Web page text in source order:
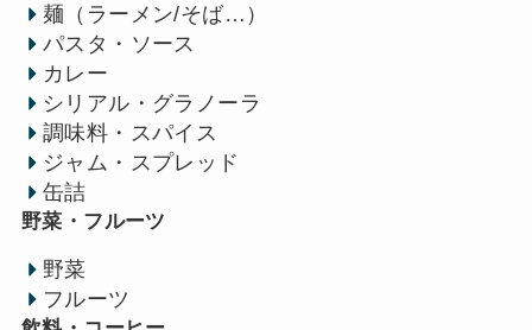
麺（ラーメン/そば…）
パスタ・ソース
カレー
シリアル・グラノーラ
調味料・スパイス
ジャム・スプレッド
缶詰
野菜・フルーツ
野菜
フルーツ